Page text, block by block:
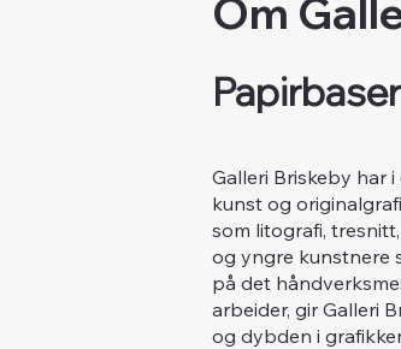
Om
Galleri Briskeby har
kunst og
som litografi,
og yngre kunstnere
på det
arbeider, gir Galleri
og dybden i